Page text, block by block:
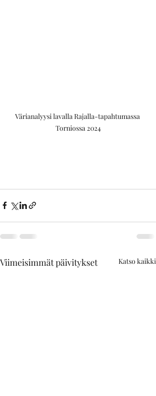
Värianalyysi lavalla Rajalla-tapahtumassa
Torniossa 2024
Viimeisimmät päivitykset Katso kaikki